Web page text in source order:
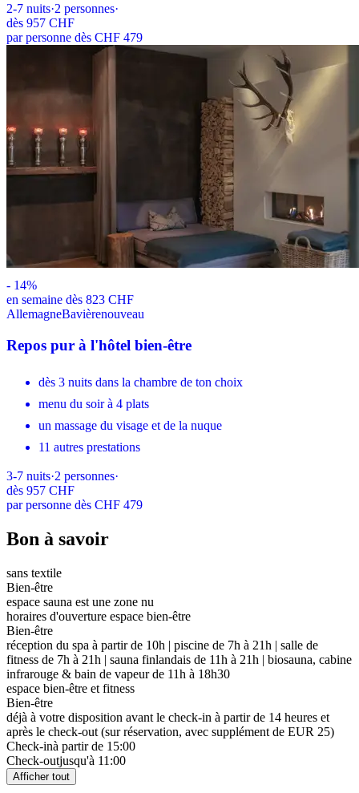
2-7 nuits·2 personnes·
dès 957 CHF
par personne dès CHF 479
- 14%
en semaine dès 823 CHF
AllemagneBavièrenouveau
Repos pur à l'hôtel bien-être
dès 3 nuits dans la chambre de ton choix
menu du soir à 4 plats
un massage du visage et de la nuque
11 autres prestations
3-7 nuits·2 personnes·
dès 957 CHF
par personne dès CHF 479
Bon à savoir
sans textile
Bien-être
espace sauna est une zone nu
horaires d'ouverture espace bien-être
Bien-être
réception du spa à partir de 10h | piscine de 7h à 21h | salle de
fitness de 7h à 21h | sauna finlandais de 11h à 21h | biosauna, cabine
infrarouge & bain de vapeur de 11h à 18h30
espace bien-être et fitness
Bien-être
déjà à votre disposition avant le check-in à partir de 14 heures et
après le check-out (sur réservation, avec supplément de EUR 25)
Check-inà partir de 15:00
Check-outjusqu'à 11:00
Afficher tout